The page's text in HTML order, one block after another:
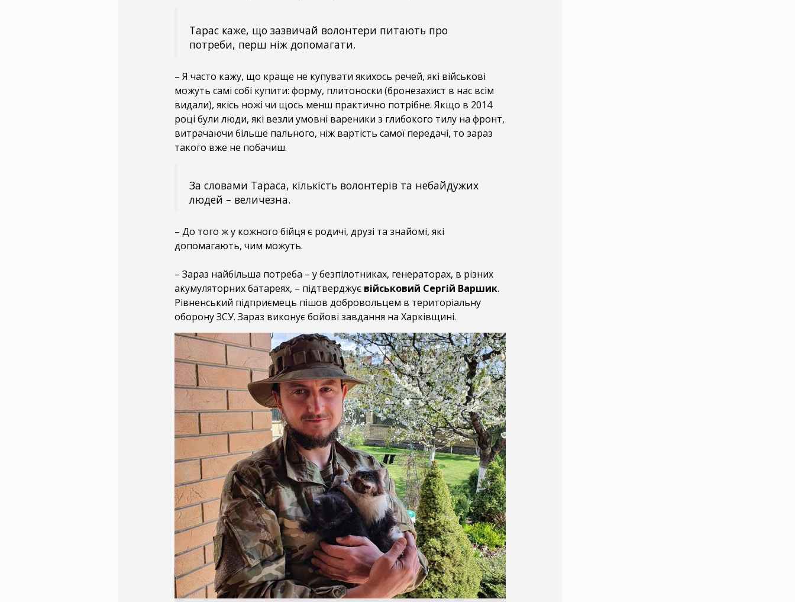
Тарас каже, що зазвичай волонтери питають про
потреби, перш ніж допомагати.
– Я часто кажу, що краще не купувати якихось речей, які військові
можуть самі собі купити: форму, плитоноски (бронезахист в нас всім
видали), якісь ножі чи щось менш практично потрібне. Якщо в 2014
році були люди, які везли умовні вареники з глибокого тилу на фронт,
витрачаючи більше пального, ніж вартість самої передачі, то зараз
такого вже не побачиш.
За словами Тараса, кількість волонтерів та небайдужих
людей – величезна.
– До того ж у кожного бійця є родичі, друзі та знайомі, які
допомагають, чим можуть.
– Зараз найбільша потреба – у безпілотниках, генераторах, в різних
акумуляторних батареях, – підтверджує військовий Сергій Варшик.
Рівненський підприємець пішов добровольцем в територіальну
оборону ЗСУ. Зараз виконує бойові завдання на Харківщині.